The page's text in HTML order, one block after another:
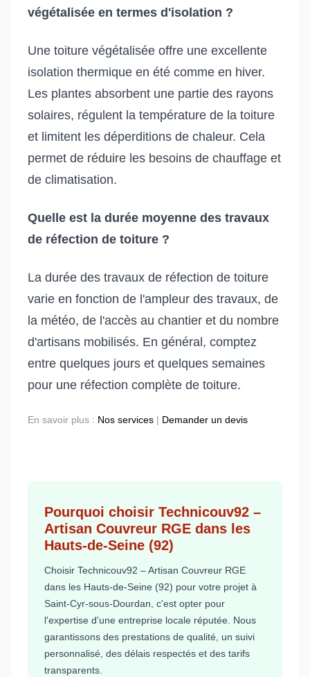
végétalisée en termes d'isolation ?
Une toiture végétalisée offre une excellente
isolation thermique en été comme en hiver.
Les plantes absorbent une partie des rayons
solaires, régulent la température de la toiture
et limitent les déperditions de chaleur. Cela
permet de réduire les besoins de chauffage et
de climatisation.
Quelle est la durée moyenne des travaux
de réfection de toiture ?
La durée des travaux de réfection de toiture
varie en fonction de l'ampleur des travaux, de
la météo, de l'accès au chantier et du nombre
d'artisans mobilisés. En général, comptez
entre quelques jours et quelques semaines
pour une réfection complète de toiture.
En savoir plus : Nos services | Demander un devis
Pourquoi choisir Technicouv92 –
Artisan Couvreur RGE dans les
Hauts-de-Seine (92)
Choisir Technicouv92 – Artisan Couvreur RGE
dans les Hauts-de-Seine (92) pour votre projet à
Saint-Cyr-sous-Dourdan, c'est opter pour
l'expertise d'une entreprise locale réputée. Nous
garantissons des prestations de qualité, un suivi
personnalisé, des délais respectés et des tarifs
transparents.